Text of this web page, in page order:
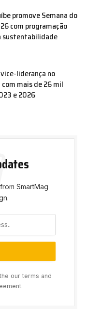
promove Semana do
com programação
liderança no
mais de 26 mil
e 2026
SmartMag
our terms and